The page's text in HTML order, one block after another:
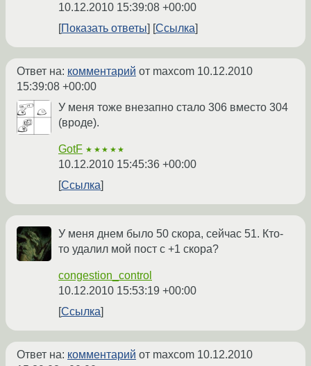
10.12.2010 15:39:08 +00:00
Показать ответы
Ссылка
Ответ на: комментарий от maxcom 10.12.2010
15:39:08 +00:00
У меня тоже внезапно стало 306 вместо 304
(вроде).
GotF ★★★★★
10.12.2010 15:45:36 +00:00
Ссылка
У меня днем было 50 скора, сейчас 51. Кто-
то удалил мой пост с +1 скора?
congestion_control
10.12.2010 15:53:19 +00:00
Ссылка
Ответ на: комментарий от maxcom 10.12.2010